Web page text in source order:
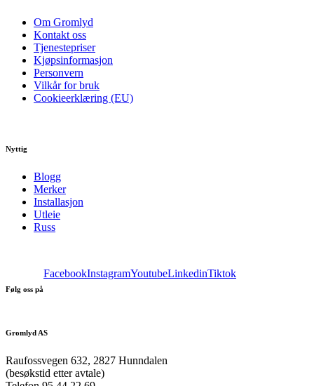
Om Gromlyd
Kontakt oss
Tjenestepriser
Kjøpsinformasjon
Personvern
Vilkår for bruk
Cookieerklæring (EU)
Nyttig
Blogg
Merker
Installasjon
Utleie
Russ
Følg oss på
FacebookInstagramYoutubeLinkedinTiktok
Gromlyd AS
Raufossvegen 632, 2827 Hunndalen
(besøkstid etter avtale)